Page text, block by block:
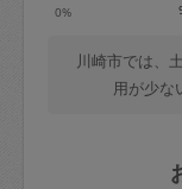
0%
川崎市では、
用が少な